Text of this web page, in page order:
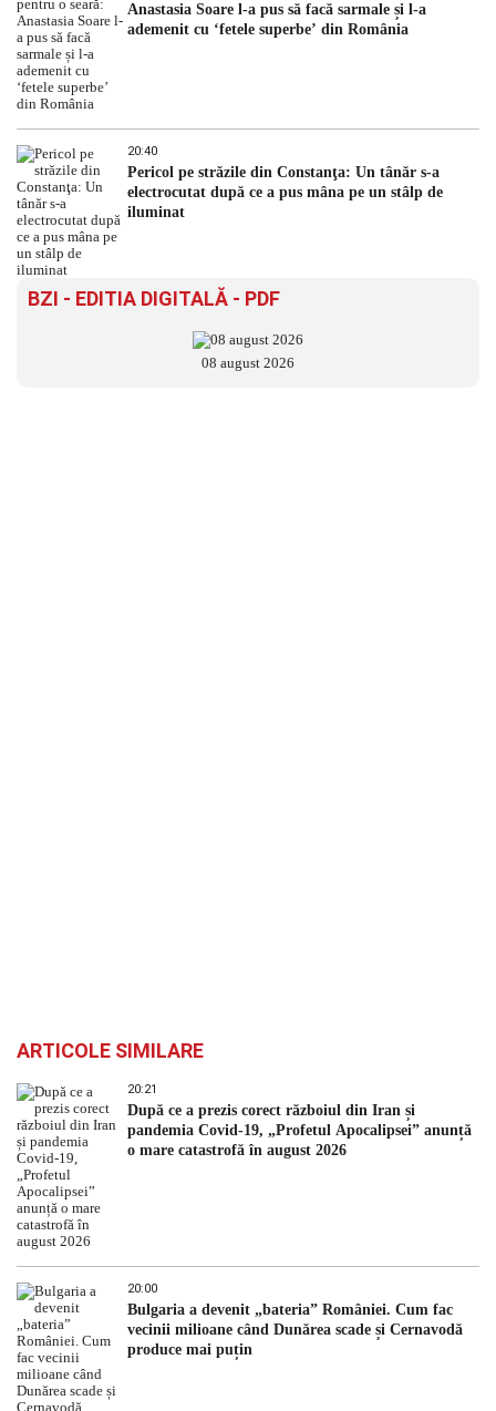
Anastasia Soare l-a pus să facă sarmale și l-a
ademenit cu ‘fetele superbe’ din România
20:40
Pericol pe străzile din Constanţa: Un tânăr s-a
electrocutat după ce a pus mâna pe un stâlp de
iluminat
BZI - EDITIA DIGITALĂ - PDF
08 august 2026
ARTICOLE SIMILARE
20:21
După ce a prezis corect războiul din Iran și
pandemia Covid-19, „Profetul Apocalipsei” anunță
o mare catastrofă în august 2026
20:00
Bulgaria a devenit „bateria” României. Cum fac
vecinii milioane când Dunărea scade și Cernavodă
produce mai puțin